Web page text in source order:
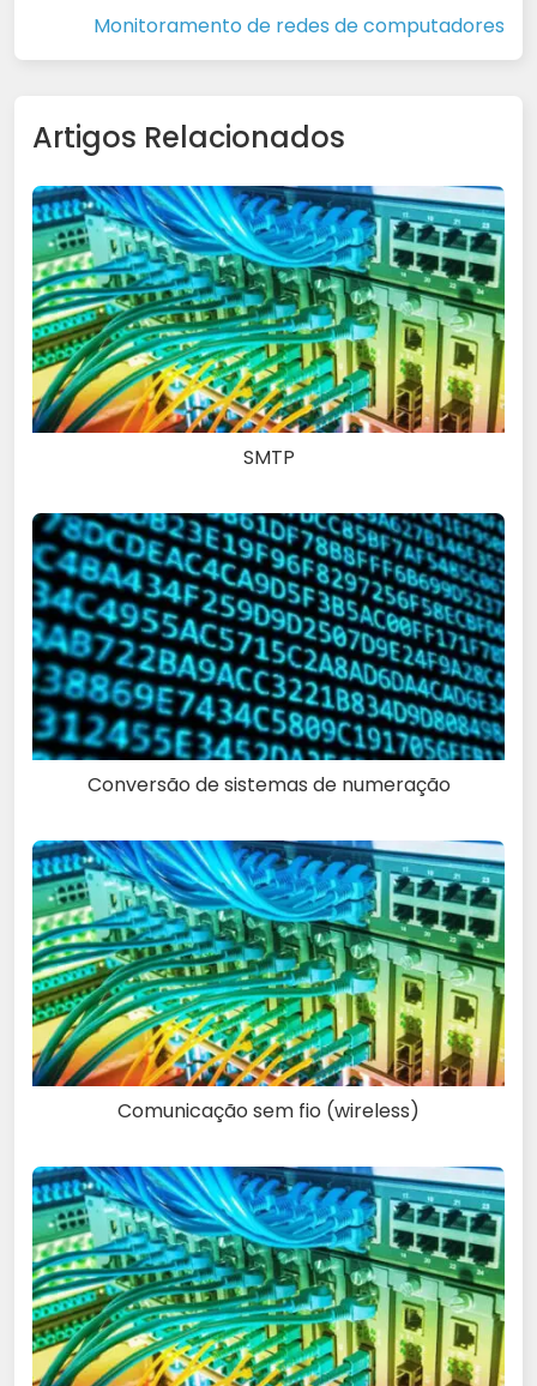
Monitoramento de redes de computadores
Artigos Relacionados
SMTP
Conversão de sistemas de numeração
Comunicação sem fio (wireless)